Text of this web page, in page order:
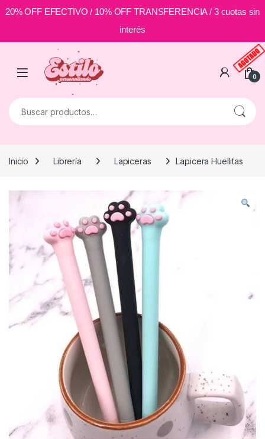
20% OFF EFECTIVO / 10% OFF TRANSFERENCIA / 3 cuotas sin
interés
Skip to navigation
0
Buscar por:
Inicio Librería Lapiceras Lapicera Huellitas